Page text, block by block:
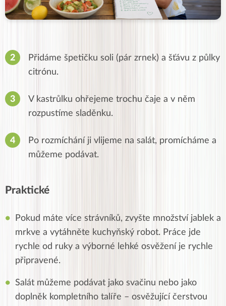
Přidáme špetičku soli (pár zrnek) a šťávu z půlky
citrónu.
V kastrůlku ohřejeme trochu čaje a v něm
rozpustíme sladěnku.
Po rozmíchání ji vlijeme na salát, promícháme a
můžeme podávat.
Praktické
Pokud máte více strávníků, zvyšte množství jablek a
mrkve a vytáhněte kuchyňský robot. Práce jde
rychle od ruky a výborné lehké osvěžení je rychle
připravené.
Salát můžeme podávat jako svačinu nebo jako
doplněk kompletního talíře – osvěžující čerstvou